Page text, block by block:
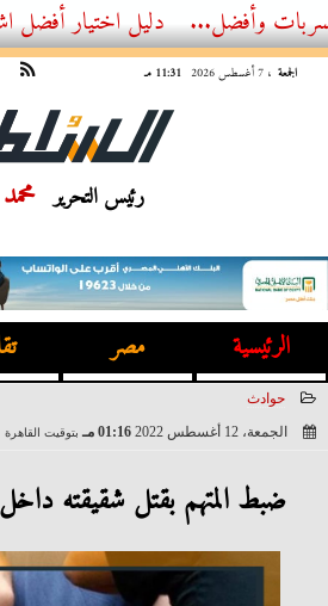
الجمعة ، 7 أغسطس 2026 11:31 مـ
رئيس التحرير
الرئيسية مصر
حوادث
الجمعة، 12 أغسطس 2022
01:16 مـ بتوقيت القاهرة
ضبط المتهم بقتل شقيقته